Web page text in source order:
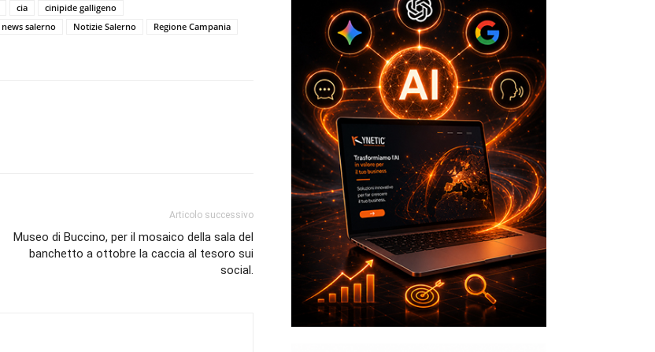
cia
cinipide galligeno
news salerno Notizie Salerno
Regione Campania
Articolo successivo
Museo di Buccino, per il mosaico della sala del
banchetto a ottobre la caccia al tesoro sui
social.